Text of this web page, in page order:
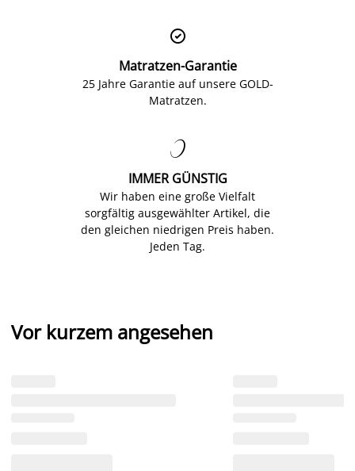

Matratzen-Garantie
25 Jahre Garantie auf unsere GOLD-
Matratzen.

IMMER GÜNSTIG
Wir haben eine große Vielfalt
sorgfältig ausgewählter Artikel, die
den gleichen niedrigen Preis haben.
Jeden Tag.
Vor kurzem angesehen